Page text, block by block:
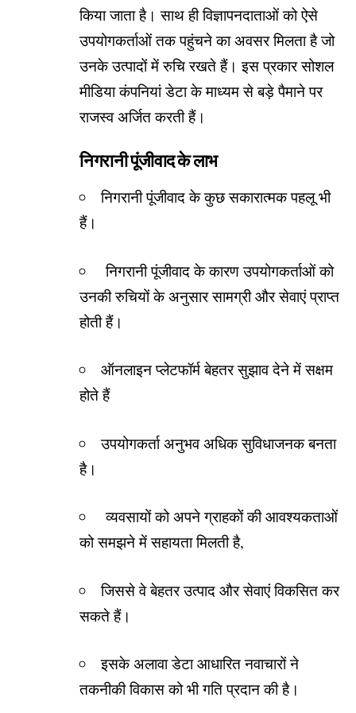
किया जाता है। साथ ही विज्ञापनदाताओं को ऐसे
उपयोगकर्ताओं तक पहुंचने का अवसर मिलता है जो
उनके उत्पादों में रुचि रखते हैं। इस प्रकार सोशल
मीडिया कंपनियां डेटा के माध्यम से बड़े पैमाने पर
राजस्व अर्जित करती हैं।
निगरानी पूंजीवाद के लाभ
निगरानी पूंजीवाद के कुछ सकारात्मक पहलू भी
हैं।
निगरानी पूंजीवाद के कारण उपयोगकर्ताओं को
उनकी रुचियों के अनुसार सामग्री और सेवाएं प्राप्त
होती हैं।
ऑनलाइन प्लेटफॉर्म बेहतर सुझाव देने में सक्षम
होते हैं
उपयोगकर्ता अनुभव अधिक सुविधाजनक बनता
है।
व्यवसायों को अपने ग्राहकों की आवश्यकताओं
को समझने में सहायता मिलती है,
जिससे वे बेहतर उत्पाद और सेवाएं विकसित कर
सकते हैं।
इसके अलावा डेटा आधारित नवाचारों ने
तकनीकी विकास को भी गति प्रदान की है।